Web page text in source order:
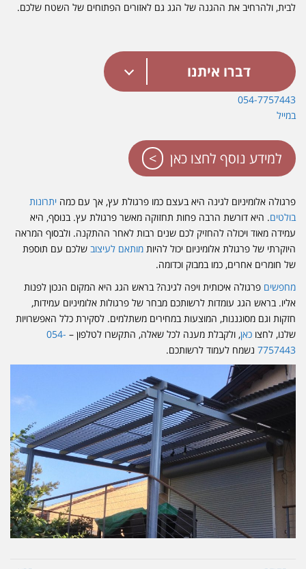
לבית, ולהרחיב את ההגנה של הגג גם לאזורים הפתוחים של השטח שלכם.
דברו איתנו
054-7757443
במייל
למידע נוסף לחצו כאן
פרגולה אלומיניום לגינה היא בעצם כמו פרגולת עץ, אך עם כמה יתרונות
בולטים. היא דורשת הרבה פחות תחזוקה מאשר פרגולת עץ. בנוסף, היא
עמידה מאוד ויכולה להחזיק לכם שנים רבות לאחר ההתקנה. ולבסוף המראה
היוקרתי של פרגולת אלומיניום יכול להיות מותאם לעיצוב שלכם עם תוספת
של חומרים אחרים, כמו במבוק וכדומה.
מחפשים פרגולה איכותית ויפה לגינה? בראש הגג היא המקום הנכון לפנות
אליו. בראש הגג עומדות לרשותכם מבחר של פרגולות אלומיניום עמידות,
חזקות וגם מסוגננות, המוצעות במחירים משתלמים. לסקירת כלל האפשרויות
שלנו, לחצו כאן, ולקבלת מענה לכל שאלה, התקשרו לטלפון – 054-
7757443 נשמח לעמוד לרשותכם.